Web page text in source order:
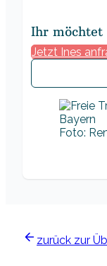
Ihr möchtet
Jetzt Ines
Foto:
zurück zur